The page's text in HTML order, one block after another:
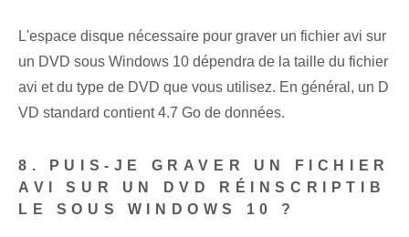
L'espace disque nécessaire pour graver un fichier avi sur
un DVD sous Windows 10 dépendra de la taille du fichier
avi et du type de DVD que vous utilisez. En général, un D
VD standard contient 4.7 Go de données.
8. PUIS-JE GRAVER UN FICHIER
AVI SUR UN DVD RÉINSCRIPTIB
LE SOUS WINDOWS 10 ?